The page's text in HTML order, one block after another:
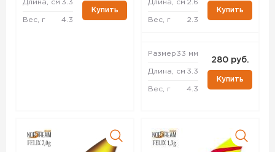
Длина, см 3.3
Вес, г 4.3
Купить
Длина, см 2.6
Вес, г 2.3
Купить
Размер33 мм
Длина, см 3.3
Вес, г 4.3
280 руб.
Купить